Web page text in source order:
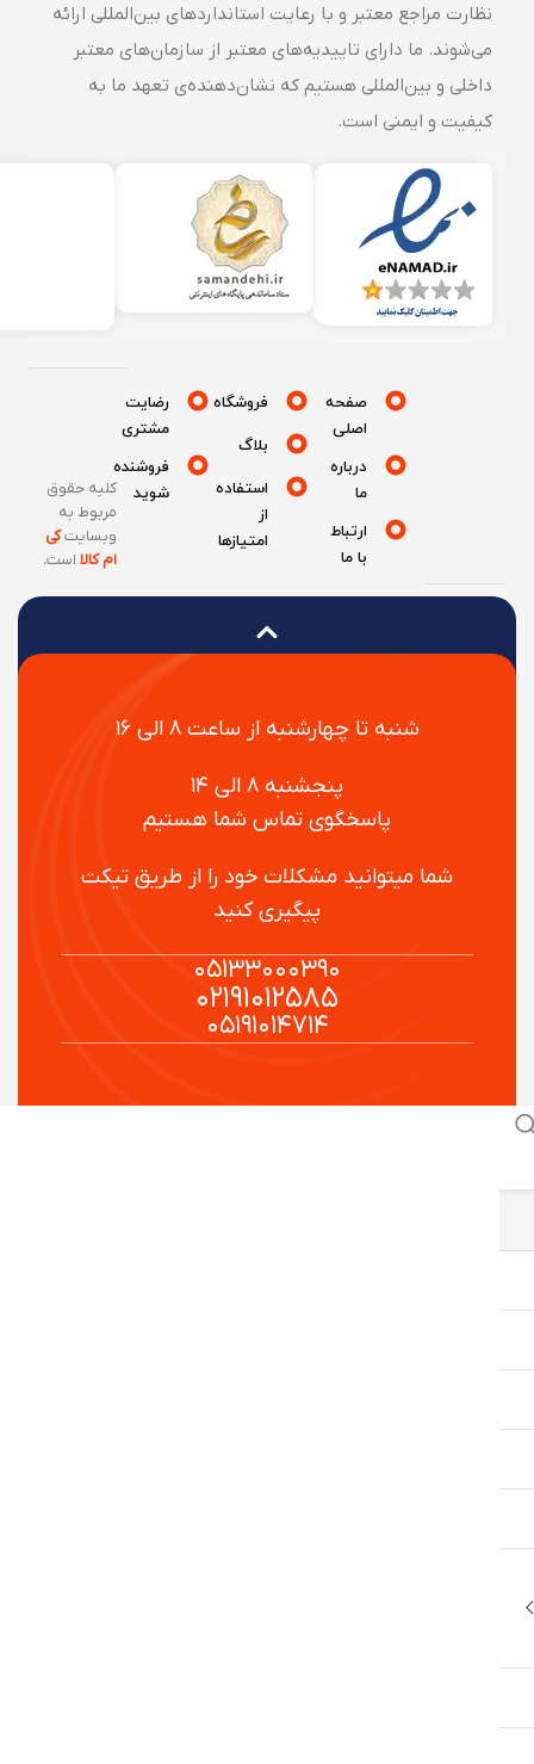
نظارت مراجع معتبر و با رعایت استانداردهای بین‌المللی ارائه
می‌شوند. ما دارای تاییدیه‌های معتبر از سازمان‌های معتبر
داخلی و بین‌المللی هستیم که نشان‌دهنده‌ی تعهد ما به
کیفیت و ایمنی است.
شنبه تا چهارشنبه از ساعت ۸ الی ۱۶
پنجشنبه ۸ الی ۱۴
پاسخگوی تماس شما هستیم
شما میتوانید مشکلات خود را از طریق تیکت
پیگیری کنید
۰۵۱۳۳۰۰۰۳۹۰
۰۲۱۹۱۰۱۲۵۸۵
۰۵۱۹۱۰۱۴۷۱۴
صفحه
درباره
ارتباط
فروشگاه
بلاگ
استفاده
امتیازها
رضایت
مشتری
فروشنده
شوید
کلیه حقوق
مربوط به
وبسایتکی
ام کالااست.